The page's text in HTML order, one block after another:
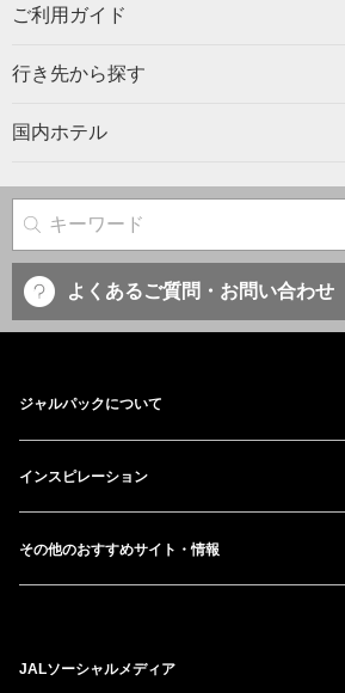
ご利用ガイド
行き先から探す
国内ホテル
サイト内検索
よくあるご質問・お問い合わせ
ジャルパックについて
インスピレーション
その他のおすすめサイト・情報
JALソーシャルメディア